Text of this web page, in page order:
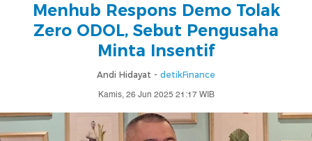
Menhub Respons Demo Tolak
Zero ODOL, Sebut Pengusaha
Minta Insentif
Andi Hidayat - detikFinance
Kamis, 26 Jun 2025 21:17 WIB